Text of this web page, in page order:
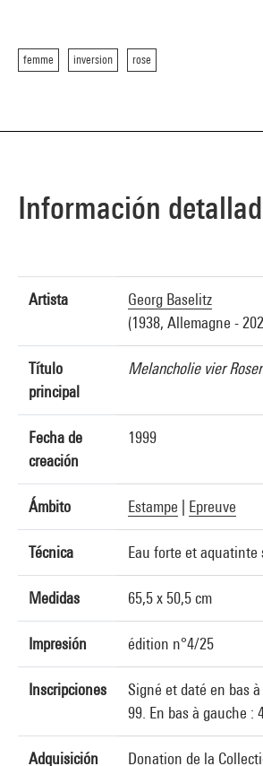
femme inversion rose
Información
Artista
Georg Baselitz
(1938, Allemagne -
Título
principal
Melancholie vier
Fecha de
creación
1999
Ámbito Estampe Epreuve
Técnica Eau forte et aquatinte
Medidas 65,5 x 50,5 cm
Impresión édition n°4/25
Inscripciones
Signé et daté en bas
99. En bas à gauche :
Adquisición Donation de la